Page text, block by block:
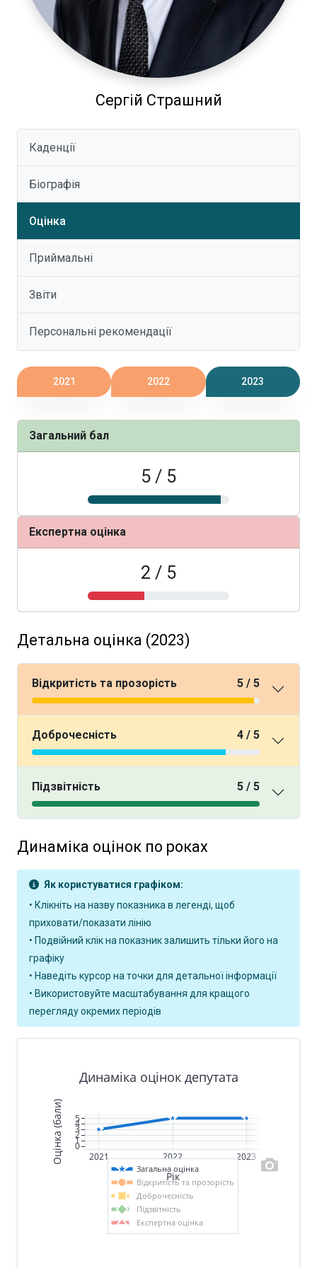
Сергій Страшний
Каденції
Біографія
Оцінка
Приймальні
Звіти
Персональні рекомендації
2021 2022 2023
Загальний бал
5 / 5
Експертна оцінка
2 / 5
Детальна оцінка (2023)
Відкритість та прозорість 5 / 5
Доброчесність 4 / 5
Підзвітність 5 / 5
Динаміка оцінок по роках
Як користуватися графіком:
• Клікніть на назву показника в легенді, щоб
приховати/показати лінію
• Подвійний клік на показник залишить тільки його на
графіку
• Наведіть курсор на точки для детальної інформації
• Використовуйте масштабування для кращого
перегляду окремих періодів
2021 2022 2023
0
1
2
3
4
5
Загальна оцінка
Відкритість та прозорість
Доброчесність
Підзвітність
Експертна оцінка
Динаміка оцінок депутата
Рік
Оцінка (бали)